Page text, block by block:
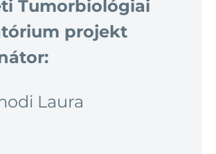
Tumorbiológiai
projekt
Laura